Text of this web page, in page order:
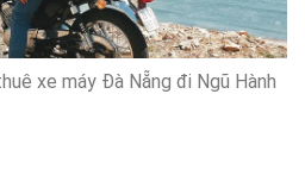
xe máy Đà Nẵng đi Ngũ Hành